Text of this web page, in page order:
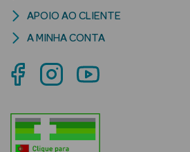
Solares
Rosto
Lábios
Solares Bebé e
APOIO AO CLIENTE
A MINHA CONTA